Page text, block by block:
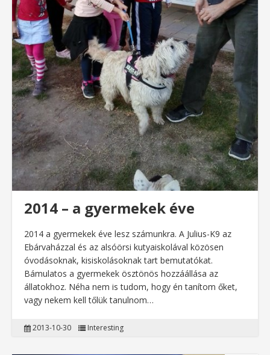
2014 – a gyermekek éve
2014 a gyermekek éve lesz számunkra. A Julius-K9 az
Ebárvaházzal és az alsóörsi kutyaiskolával közösen
óvodásoknak, kisiskolásoknak tart bemutatókat.
Bámulatos a gyermekek ösztönös hozzáállása az
állatokhoz. Néha nem is tudom, hogy én tanítom őket,
vagy nekem kell tőlük tanulnom…
2013-10-30 Interesting